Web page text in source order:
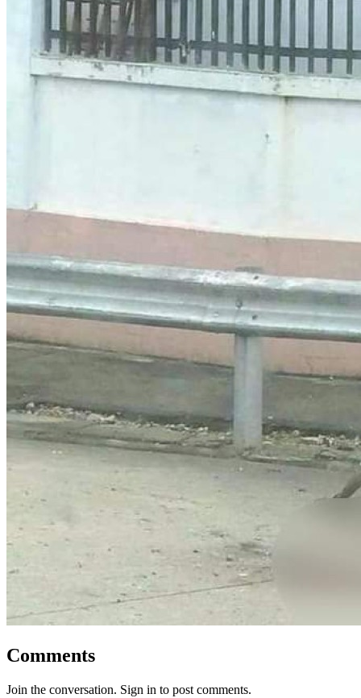
Comments
Join the conversation. Sign in to post comments.